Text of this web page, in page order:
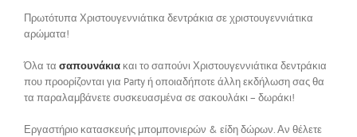
Πρωτότυπα Χριστουγεννιάτικα δεντράκια σε χριστουγεννιάτικα
αρώματα!
Όλα τα σαπουνάκια και το σαπούνι Χριστουγεννιάτικα δεντράκια
που προορίζονται για Party ή οποιαδήποτε άλλη εκδήλωση σας θα
τα παραλαμβάνετε συσκευασμένα σε σακουλάκι – δωράκι!
Εργαστήριο κατασκευής μπομπονιερών & είδη δώρων. Αν θέλετε